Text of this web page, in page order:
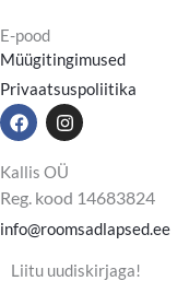
E-pood
Müügitingimused
Privaatsuspoliitika
F
a
e
o
o
k
I
n
t
g
r
a
m
Kallis OÜ
Reg. kood 14683824
info@roomsadlapsed.ee
Liitu uudiskirjaga!